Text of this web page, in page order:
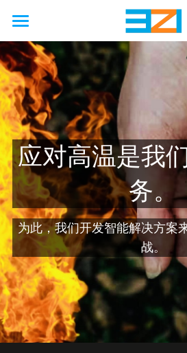
首页
行业
非公路
农业
矿业
铁路
工程
公路
汽车
卡车
客车
新能源
工厂
硫化机
压缩机
巨型轮胎
啤酒厂
制药厂
石油天然气
海洋
使用场景
国际海上安全公约
接触保护
废气处理
防火
隔音
改造
能力
工程
模拟
制造
服务
解决方案
硬金属防护壳
软金属防护罩
柔性节能保温套
国六/七
联系我们
关于我们
企业简介
企业资质
三二一研发
新闻动态
应对高温是我
务。
为此，我们开发智能解决方案
战。